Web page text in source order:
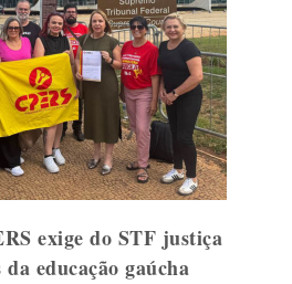
exige do STF justiça
educação gaúcha